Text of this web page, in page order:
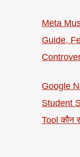
Meta
Guide,
Google
Student
Tool कौन